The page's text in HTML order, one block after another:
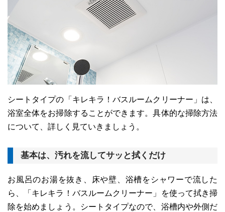
シートタイプの「キレキラ！バスルームクリーナー」は、
浴室全体をお掃除することができます。具体的な掃除方法
について、詳しく見ていきましょう。
基本は、汚れを流してサッと拭くだけ
お風呂のお湯を抜き、床や壁、浴槽をシャワーで流した
ら、「キレキラ！バスルームクリーナー」を使って拭き掃
除を始めましょう。シートタイプなので、浴槽内や外側だ